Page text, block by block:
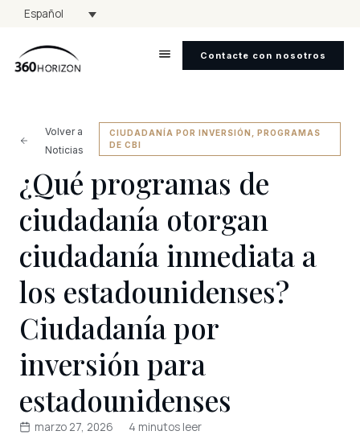
Español
Contacte con nosotros
Volver a
Noticias
CIUDADANÍA POR INVERSIÓN
PROGRAMAS
DE CBI
¿Qué programas de
ciudadanía otorgan
ciudadanía inmediata a
los estadounidenses?
Ciudadanía por
inversión para
estadounidenses
marzo 27, 2026 4 minutos leer